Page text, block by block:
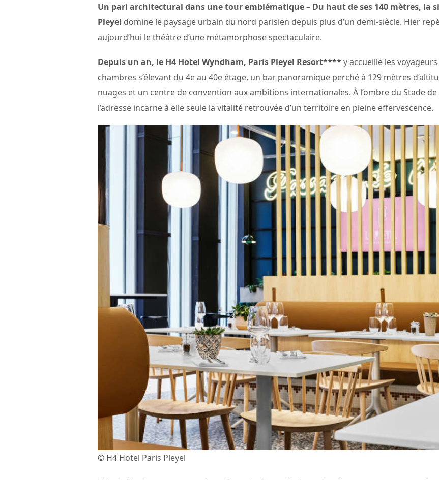
Un pari architectural dans une tour emblématique – Du haut de ses 140 mètres, la
Pleyel domine le paysage urbain du nord parisien depuis plus d’un demi-siècle. Hier
aujourd’hui le théâtre d’une métamorphose spectaculaire.
Depuis un an, le H4 Hotel Wyndham, Paris Pleyel Resort****y accueille les
chambres s’élevant du 4e au 40e étage, un bar panoramique perché à 129 mètres
nuages et un centre de convention aux ambitions internationales. À l’ombre du Stade
l’adresse incarne à elle seule la vitalité retrouvée d’un territoire en pleine effervescence.
© H4 Hotel Paris Pleyel